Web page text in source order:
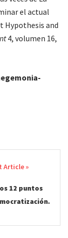
el actual
Hypothesis and
4, volumen 16,
12 puntos